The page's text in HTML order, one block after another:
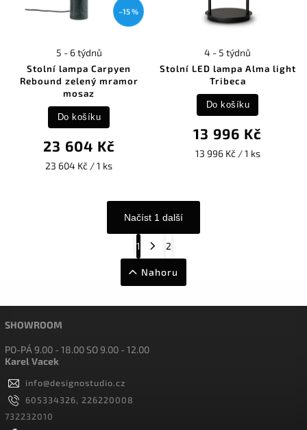
–15 %
Stolní lampa Carpyen
Rebound zelený mramor
mosaz
5 - 6 týdnů
23 604 Kč
23 604 Kč / 1 ks
Do košíku
Stolní LED lampa Alma light
Tribeca
4 - 5 týdnů
13 996 Kč
13 996 Kč / 1 ks
Do košíku
Načíst 1 další
1 2
Nahoru
SHOWROOM
PO-PÁ 9.00 - 18.00 SO 9.00 - 12.00
Karel Vacek
info@designostudio.cz
605334326, 226220008
732232010